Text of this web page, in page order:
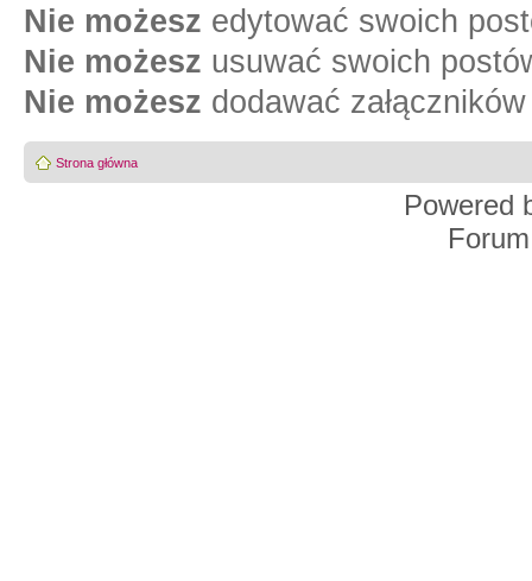
Nie możesz edytować swoich
Nie możesz usuwać swoich
Nie możesz dodawać
Strona główna
Powered